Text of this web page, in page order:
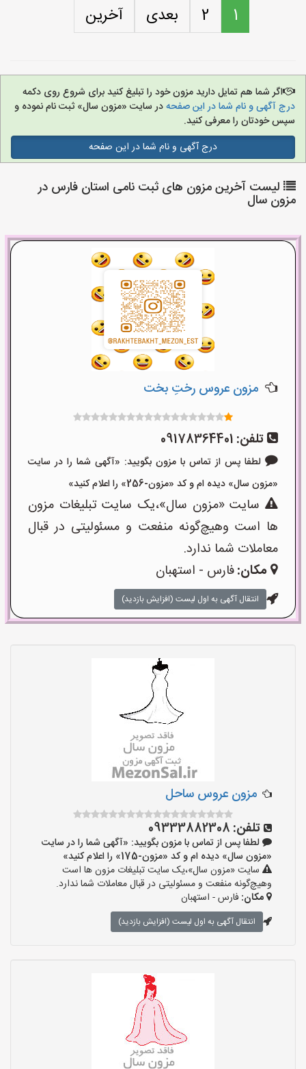
1
2 بعدی آخرین
اگر شما هم تمایل دارید مزون خود را تبلیغ کنید برای شروع روی دکمه
درج آگهی و نام شما در این صفحهدر سایت «مزون سال» ثبت نام نموده و
سپس خودتان را معرفی کنید.
درج آگهی و نام شما در این صفحه
لیست آخرین مزون های ثبت نامی استان فارس در
مزون سال
مزون عروس رختِ بخت
تلفن: 09178364401
لطفا پس از تماس با مزون بگویید: «آگهی شما را در سایت
«مزون سال» دیده ام و کد «مزون-256» را اعلام کنید»
سایت «مزون سال»،یک سایت تبلیغات مزون
ها است وهیچ‌گونه منفعت و مسئولیتی در قبال
معاملات شما ندارد.
مکان:فارس - استهبان
انتقال آگهی به اول لیست (افزایش بازدید)
مزون عروس ساحل
تلفن: 09333882308
لطفا پس از تماس با مزون بگویید: «آگهی شما را در سایت
«مزون سال» دیده ام و کد «مزون-175» را اعلام کنید»
سایت «مزون سال»،یک سایت تبلیغات مزون ها است
وهیچ‌گونه منفعت و مسئولیتی در قبال معاملات شما ندارد.
مکان: فارس - استهبان
انتقال آگهی به اول لیست (افزایش بازدید)